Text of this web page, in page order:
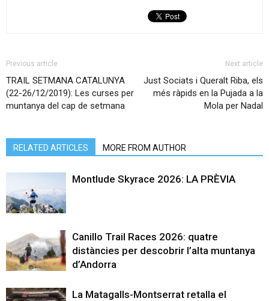
Previous article
TRAIL SETMANA CATALUNYA
(22-26/12/2019): Les curses per
muntanya del cap de setmana
Next article
Just Sociats i Queralt Riba, els
més ràpids en la Pujada a la
Mola per Nadal
RELATED ARTICLES MORE FROM AUTHOR
Montlude Skyrace 2026: LA PRÈVIA
Canillo Trail Races 2026: quatre
distàncies per descobrir l’alta muntanya
d’Andorra
La Matagalls-Montserrat retalla el